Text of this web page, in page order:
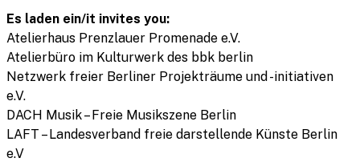
Es laden ein/it invites you:
Atelierhaus Prenzlauer Promenade e.V.
Atelierbüro im Kulturwerk des bbk berlin
Netzwerk freier Berliner Projekträume und -initiativen
e.V.
DACH Musik – Freie Musikszene Berlin
LAFT – Landesverband freie darstellende Künste Berlin
e.V